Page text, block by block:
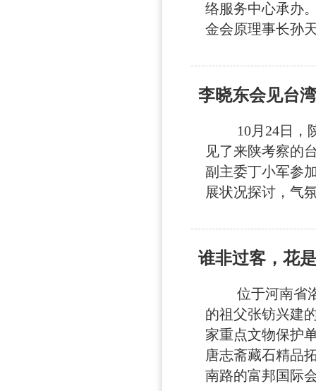
络服务中心承办
金会原理事长孙
李晓东会见台
10月24日，陕
见了来陕考察的
副主委丁小军参
展状况探讨，气
谁非过客，花
位于河南省洛
的祖父张钫兴建
家重点文物保护
唐志斋藏石精品
南路的富邦国际